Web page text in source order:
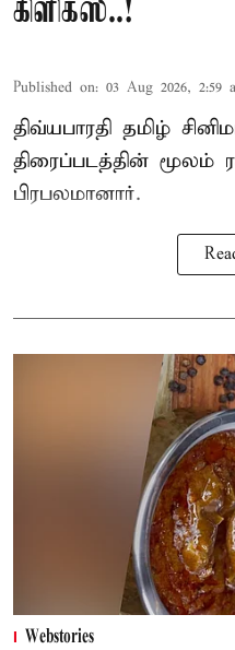
கிளிக்ஸ்..!
Published on: 03 Aug 2026, 2:59
திவ்யபாரதி தமிழ்
திரைப்படத்தின் மூலம்
பிரபலமானார்.
Webstories